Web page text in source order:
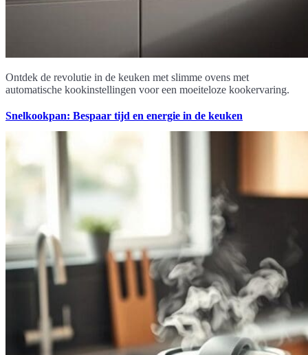
Ontdek de revolutie in de keuken met slimme ovens met
automatische kookinstellingen voor een moeiteloze kookervaring.
Snelkookpan: Bespaar tijd en energie in de keuken